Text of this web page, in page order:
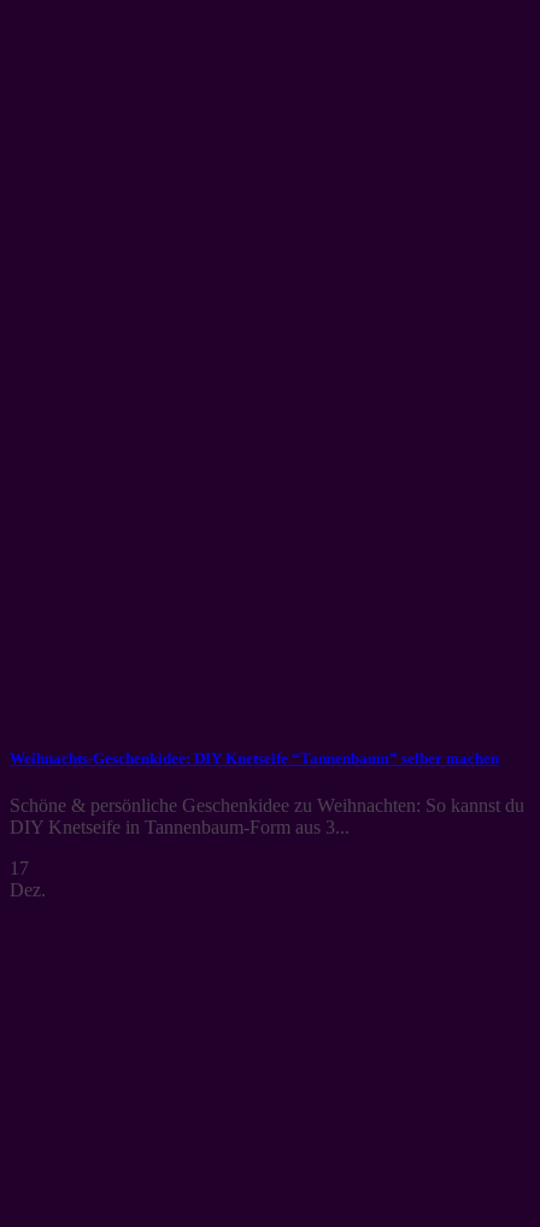
Weihnachts-Geschenkidee: DIY Knetseife “Tannenbaum” selber machen
Schöne & persönliche Geschenkidee zu Weihnachten: So kannst du
DIY Knetseife in Tannenbaum-Form aus 3...
17
Dez.